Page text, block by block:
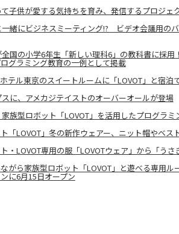
子供が愛する気持ちを育み、発信するプロジェ
一緒にビジネスミーティング!? ビデオ会議用の
全国の小学6年生「新しい理科6」の教科書に採
グラミング教育の一例として掲載
テル東京のスイートルームに「LOVOT」と宿泊
スに、アメカジテイストのオーバーオールが登場
族型ロボット「LOVOT」を活用したプログラミ
「LOVOT」冬の新作ウェアー、ニット帽やベス
・LOVOT専用の服「LOVOTウェア」から「う
がら家族型ロボット「LOVOT」と遊べる専用ル
に6月15日オープン